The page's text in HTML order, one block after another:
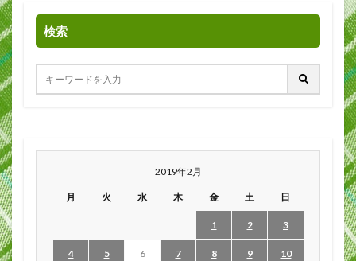
検索
2019年2月
月 火 水 木 金 土 日
1 2 3
4 5 6 7 8 9 10